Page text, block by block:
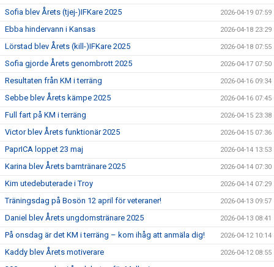
Sofia blev Årets (tjej-)IFKare 2025 2026-04-19 07:59
Ebba hindervann i Kansas 2026-04-18 23:29
Lörstad blev Årets (kill-)IFKare 2025 2026-04-18 07:55
Sofia gjorde Årets genombrott 2025 2026-04-17 07:50
Resultaten från KM i terräng 2026-04-16 09:34
Sebbe blev Årets kämpe 2025 2026-04-16 07:45
Full fart på KM i terräng 2026-04-15 23:38
Victor blev Årets funktionär 2025 2026-04-15 07:36
PaprICA loppet 23 maj 2026-04-14 13:53
Karina blev Årets barntränare 2025 2026-04-14 07:30
Kim utedebuterade i Troy 2026-04-14 07:29
Träningsdag på Bosön 12 april för veteraner! 2026-04-13 09:57
Daniel blev Årets ungdomstränare 2025 2026-04-13 08:41
På onsdag är det KM i terräng – kom ihåg att anmäla dig! 2026-04-12 10:14
Kaddy blev Årets motiverare 2026-04-12 08:55